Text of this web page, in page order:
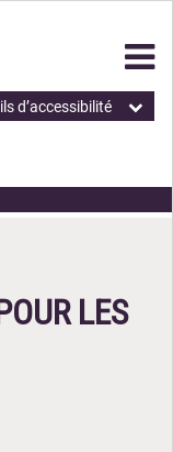
d’accessibilité
LES